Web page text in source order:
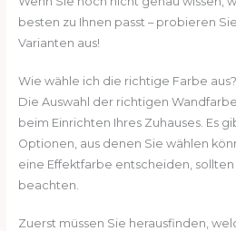
besten zu Ihnen passt – probieren
Varianten aus!
Wie wähle ich die richtige Farbe aus?
Die Auswahl der richtigen
beim Einrichten Ihres Zuhauses. Es
Optionen, aus denen Sie wählen
eine Effektfarbe entscheiden,
beachten.
Zuerst müssen Sie herausfinden,